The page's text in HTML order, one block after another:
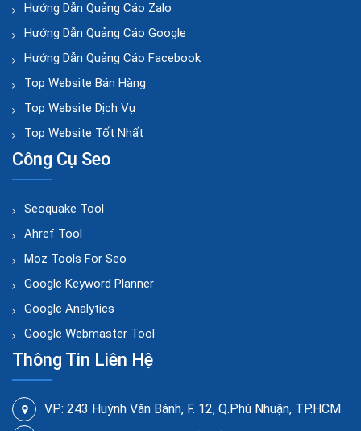
Hướng Dẫn Quảng Cáo Zalo
Hướng Dẫn Quảng Cáo Google
Hướng Dẫn Quảng Cáo Facebook
Top Website Bán Hàng
Top Website Dịch Vụ
Top Website Tốt Nhất
Công Cụ Seo
Seoquake Tool
Ahref Tool
Moz Tools For Seo
Google Keyword Planner
Google Analytics
Google Webmaster Tool
Thông Tin Liên Hệ
VP: 243 Huỳnh Văn Bánh, F. 12, Q.Phú Nhuận, TP.HCM